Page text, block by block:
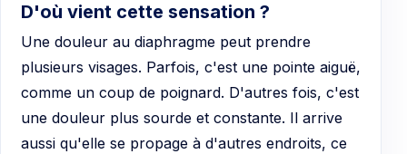
D'où vient cette sensation ?
Une douleur au diaphragme peut prendre
plusieurs visages. Parfois, c'est une pointe aiguë,
comme un coup de poignard. D'autres fois, c'est
une douleur plus sourde et constante. Il arrive
aussi qu'elle se propage à d'autres endroits, ce